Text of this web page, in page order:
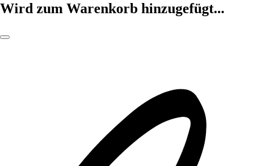
Wird zum Warenkorb hinzugefügt...